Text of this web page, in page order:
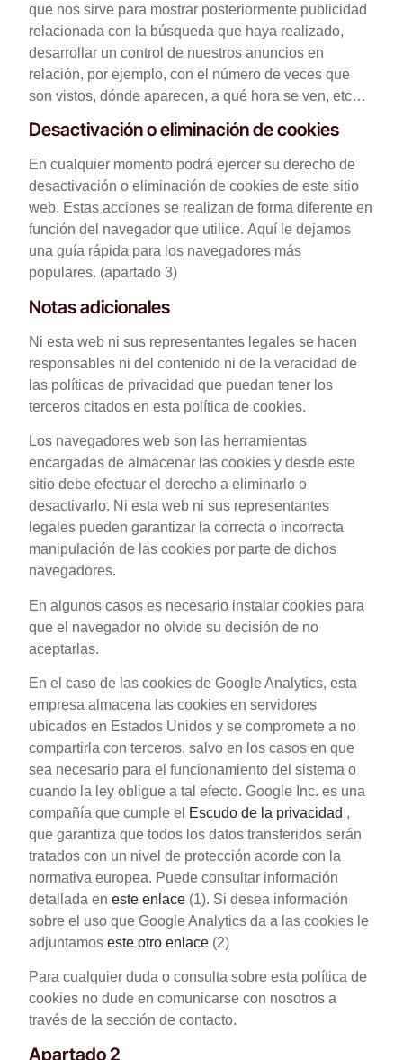
que nos sirve para mostrar posteriormente publicidad
relacionada con la búsqueda que haya realizado,
desarrollar un control de nuestros anuncios en
relación, por ejemplo, con el número de veces que
son vistos, dónde aparecen, a qué hora se ven, etc…
Desactivación o eliminación de cookies
En cualquier momento podrá ejercer su derecho de
desactivación o eliminación de cookies de este sitio
web. Estas acciones se realizan de forma diferente en
función del navegador que utilice. Aquí le dejamos
una guía rápida para los navegadores más
populares. (apartado 3)
Notas adicionales
Ni esta web ni sus representantes legales se hacen
responsables ni del contenido ni de la veracidad de
las políticas de privacidad que puedan tener los
terceros citados en esta política de cookies.
Los navegadores web son las herramientas
encargadas de almacenar las cookies y desde este
sitio debe efectuar el derecho a eliminarlo o
desactivarlo. Ni esta web ni sus representantes
legales pueden garantizar la correcta o incorrecta
manipulación de las cookies por parte de dichos
navegadores.
En algunos casos es necesario instalar cookies para
que el navegador no olvide su decisión de no
aceptarlas.
En el caso de las cookies de Google Analytics, esta
empresa almacena las cookies en servidores
ubicados en Estados Unidos y se compromete a no
compartirla con terceros, salvo en los casos en que
sea necesario para el funcionamiento del sistema o
cuando la ley obligue a tal efecto. Google Inc. es una
compañía que cumple el Escudo de la privacidad ,
que garantiza que todos los datos transferidos serán
tratados con un nivel de protección acorde con la
normativa europea. Puede consultar información
detallada en este enlace (1). Si desea información
sobre el uso que Google Analytics da a las cookies le
adjuntamos este otro enlace (2)
Para cualquier duda o consulta sobre esta política de
cookies no dude en comunicarse con nosotros a
través de la sección de contacto.
Apartado 2